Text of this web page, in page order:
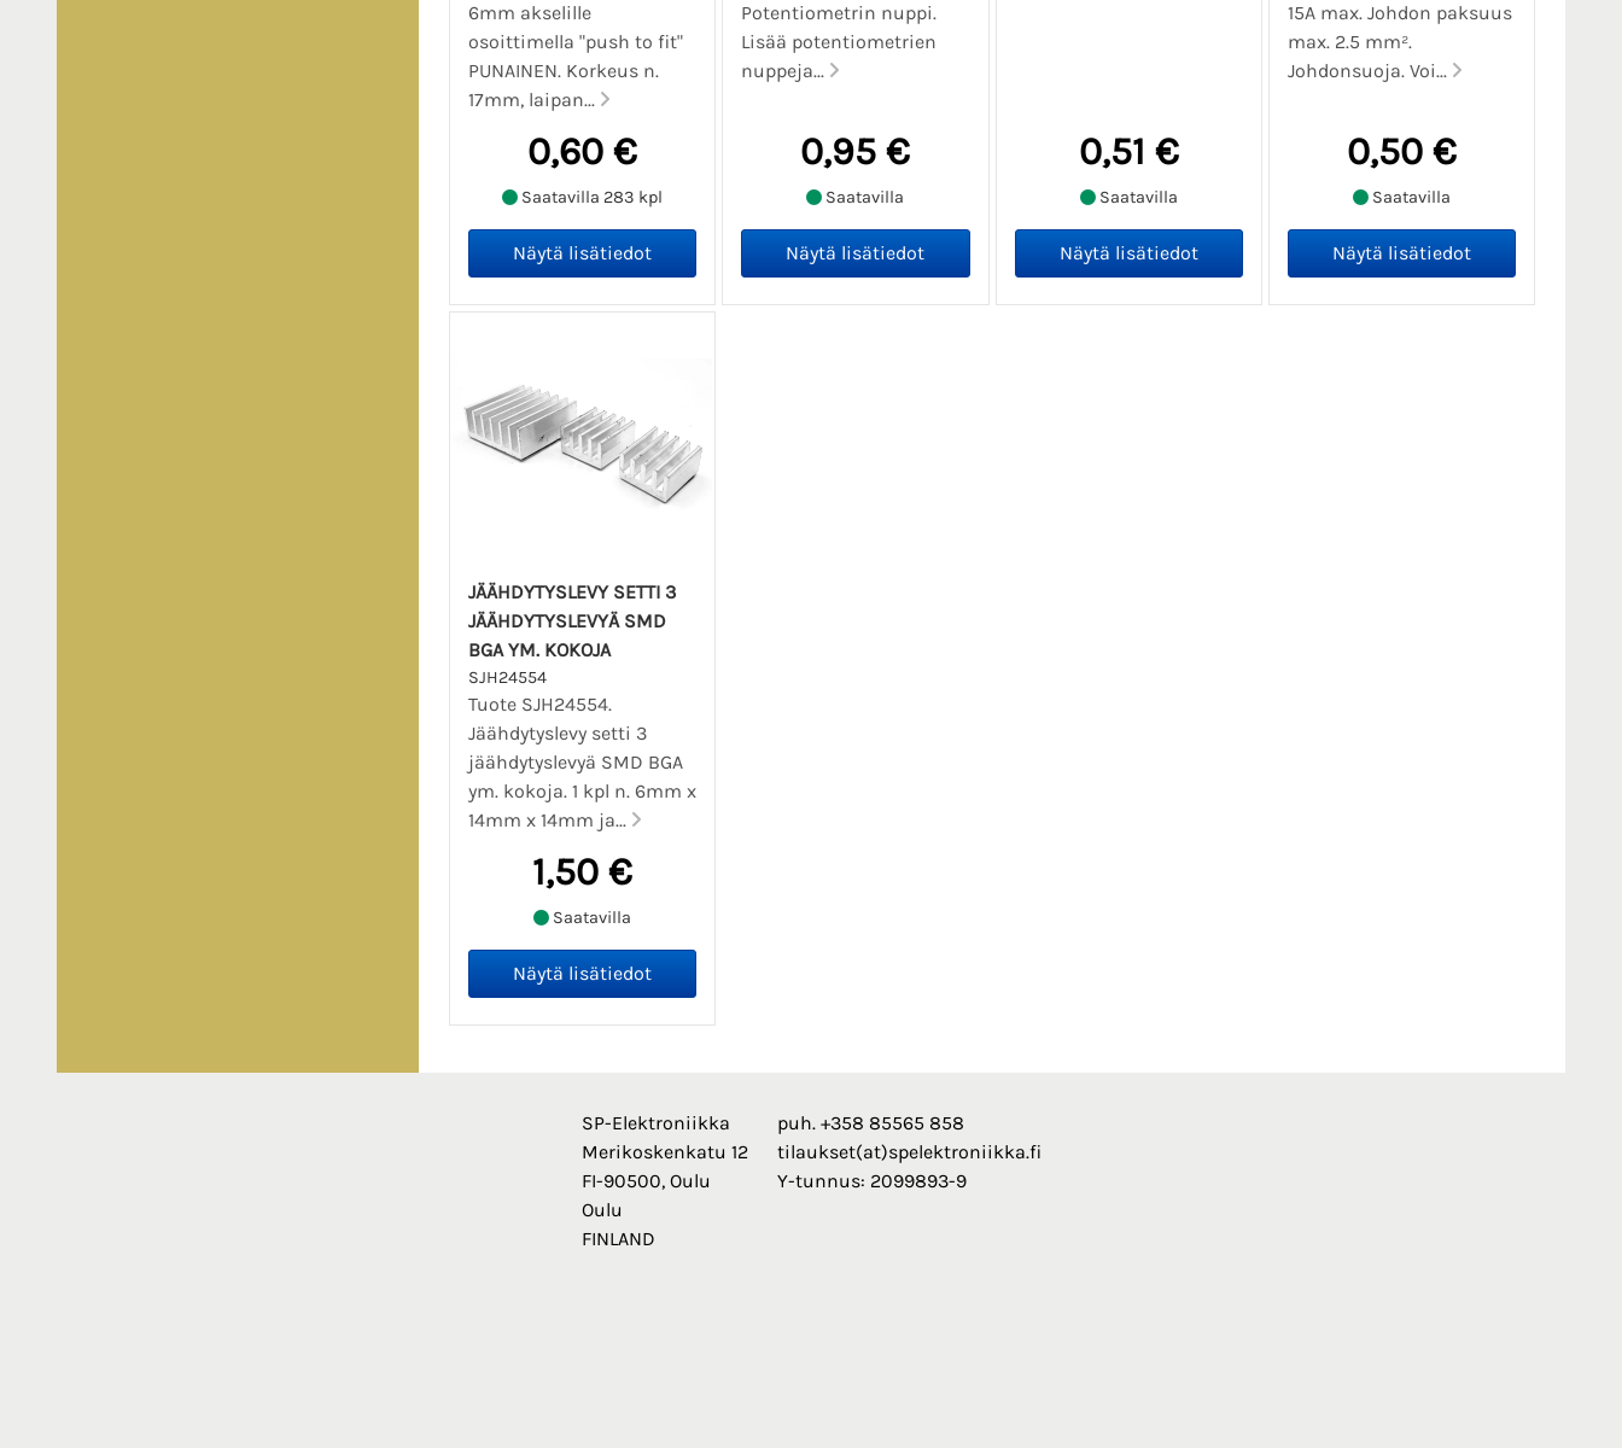
6mm akselille
osoittimella "push to fit"
PUNAINEN. Korkeus n.
17mm, laipan...
0,60 €
Saatavilla 283 kpl
Potentiometrin nuppi.
Lisää potentiometrien
nuppeja...
0,95 €
Saatavilla
0,51 €
Saatavilla
15A max. Johdon paksuus
max. 2.5 mm².
Johdonsuoja. Voi...
0,50 €
Saatavilla
JÄÄHDYTYSLEVY SETTI 3
JÄÄHDYTYSLEVYÄ SMD
BGA YM. KOKOJA
SJH24554
Tuote SJH24554.
Jäähdytyslevy setti 3
jäähdytyslevyä SMD BGA
ym. kokoja. 1 kpl n. 6mm x
14mm x 14mm ja...
1,50 €
Saatavilla
SP-Elektroniikka
Merikoskenkatu 12
FI-90500, Oulu
Oulu
FINLAND
puh. +358 85565 858
tilaukset(at)spelektroniikka.fi
Y-tunnus: 2099893-9